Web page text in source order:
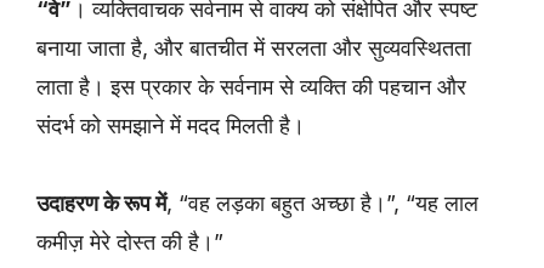
“वे” । व्यक्तिवाचक सर्वनाम से वाक्य को संक्षेपित और स्पष्ट
बनाया जाता है, और बातचीत में सरलता और सुव्यवस्थितता
लाता है। इस प्रकार के सर्वनाम से व्यक्ति की पहचान और
संदर्भ को समझाने में मदद मिलती है।
उदाहरण के रूप में, “वह लड़का बहुत अच्छा है।”, “यह लाल
कमीज़ मेरे दोस्त की है।”